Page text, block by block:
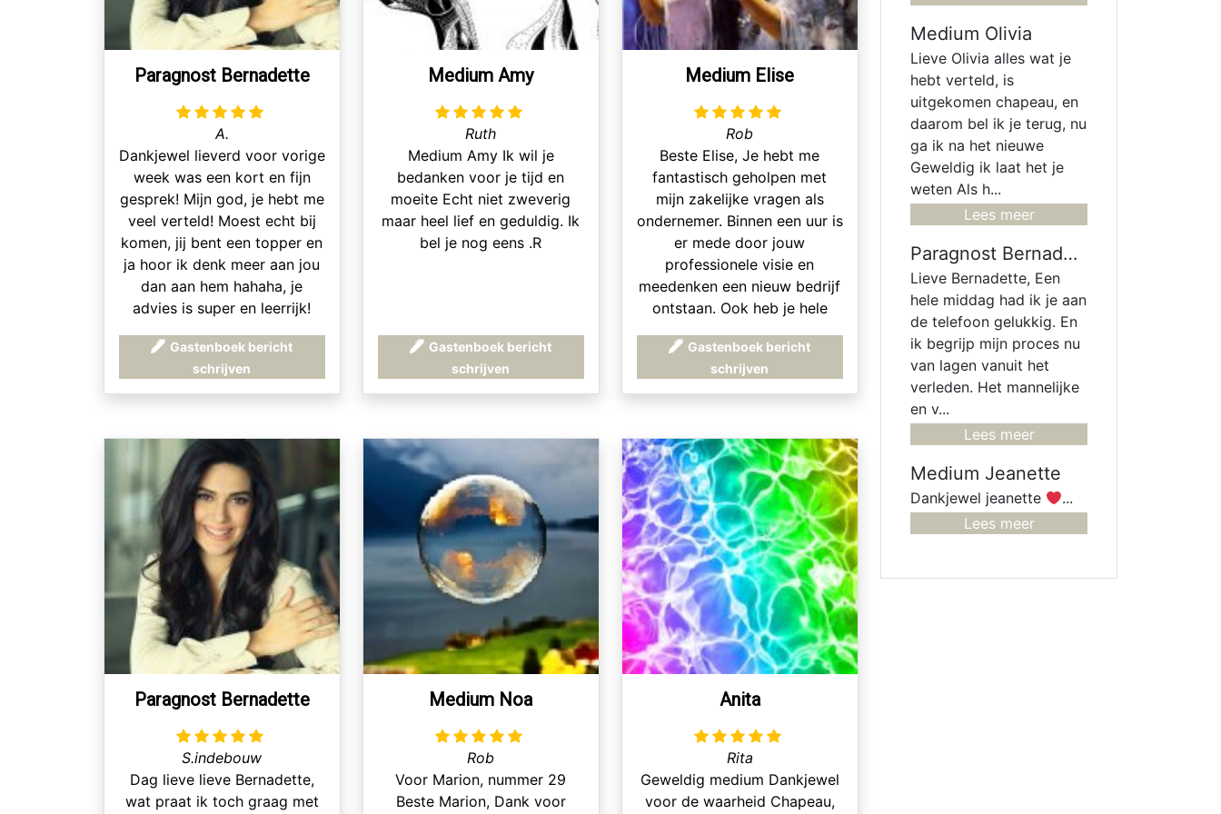
Paragnost Bernadette
A.
Dankjewel lieverd voor vorige
week was een kort en fijn
gesprek! Mijn god, je hebt me
veel verteld! Moest echt bij
komen, jij bent een topper en
ja hoor ik denk meer aan jou
dan aan hem hahaha, je
advies is super en leerrijk!
met je praat, je bent een
topper in je werk en er zijn
vaaaak dingen uitgekomen
dat ik je bel telkens kom je
met nieuwigheden die
werkelijk worden heel positief
want sinds ik je bel komt er
veel uit!! Love you. X
Gastenboek bericht
schrijven
Medium Amy
Ruth
Medium Amy Ik wil je
bedanken voor je tijd en
moeite Echt niet zweverig
maar heel lief en geduldig. Ik
bel je nog eens .R
Gastenboek bericht
schrijven
Medium Elise
Rob
Beste Elise, Je hebt me
fantastisch geholpen met
mijn zakelijke vragen als
ondernemer. Binnen een uur is
er mede door jouw
professionele visie en
meedenken een nieuw bedrijf
ontstaan. Ook heb je hele
adviezen gegeven van
relationele aard. Je bent
aangenaam aan de telefoon,
vak en eerlijk. Dank je wel!
Hgrt. Rob
Gastenboek bericht
schrijven
Paragnost Bernadette
S.indebouw
Dag lieve lieve Bernadette,
wat praat ik toch graag met
Medium Noa
Rob
Voor Marion, nummer 29
Beste Marion, Dank voor
Anita
Rita
Geweldig medium Dankjewel
voor de waarheid Chapeau,
Medium Olivia
Lieve Olivia alles wat je
hebt verteld, is
uitgekomen chapeau, en
daarom bel ik je terug, nu
ga ik na het nieuwe
Geweldig ik laat het je
weten Als h...
Lees meer
Paragnost Bernadette
Lieve Bernadette, Een
hele middag had ik je aan
de telefoon gelukkig. En
ik begrijp mijn proces nu
van lagen vanuit het
verleden. Het mannelijke
en v...
Lees meer
Medium Jeanette
Dankjewel jeanette
...
Lees meer